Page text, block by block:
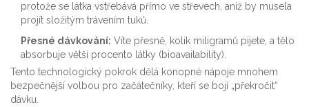
protože se látka vstřebává přímo ve střevech, aniž by musela
projít složitým trávením tuků.
Přesné dávkování: Víte přesně, kolik miligramů pijete, a tělo
absorbuje větší procento látky (bioavailability).
Tento technologický pokrok dělá konopné nápoje mnohem
bezpečnější volbou pro začátečníky, kteří se bojí „překročit“
dávku.